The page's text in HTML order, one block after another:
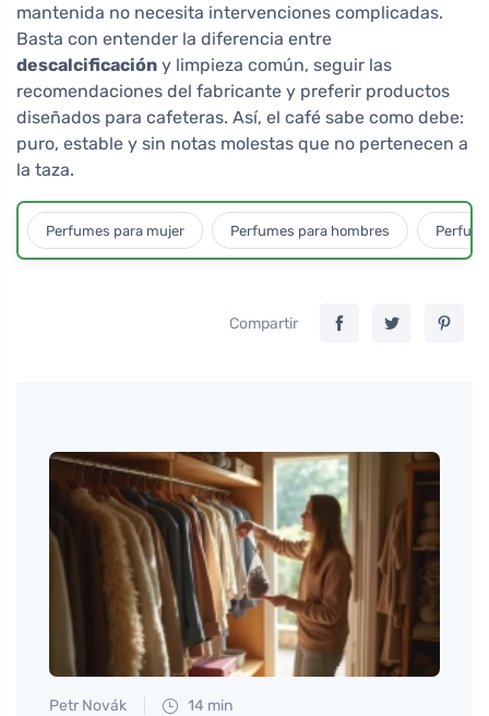
mantenida no necesita intervenciones complicadas.
Basta con entender la diferencia entre
descalcificación y limpieza común, seguir las
recomendaciones del fabricante y preferir productos
diseñados para cafeteras. Así, el café sabe como debe:
puro, estable y sin notas molestas que no pertenecen a
la taza.
Perfumes para mujer Perfumes para hombres
Compartir
Petr Novák 14 min